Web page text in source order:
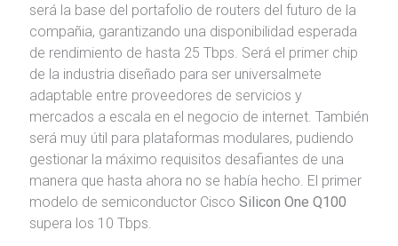
será la base del portafolio de routers del futuro de la
compañia, garantizando una disponibilidad esperada
de rendimiento de hasta 25 Tbps. Será el primer chip
de la industria diseñado para ser universalmete
adaptable entre proveedores de servicios y
mercados a escala en el negocio de internet. También
será muy útil para plataformas modulares, pudiendo
gestionar la máximo requisitos desafiantes de una
manera que hasta ahora no se había hecho. El primer
modelo de semiconductor Cisco Silicon One Q100
supera los 10 Tbps.